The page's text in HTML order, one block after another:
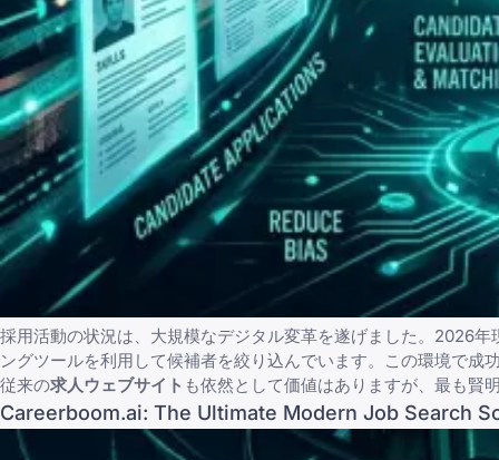
採用活動の状況は、大規模なデジタル変革を遂げました。2026
ングツールを利用して候補者を絞り込んでいます。この環境で
従来の求人ウェブサイト も依然として価値はありますが、最も賢
Careerboom.ai: The Ultimate Modern Job Search